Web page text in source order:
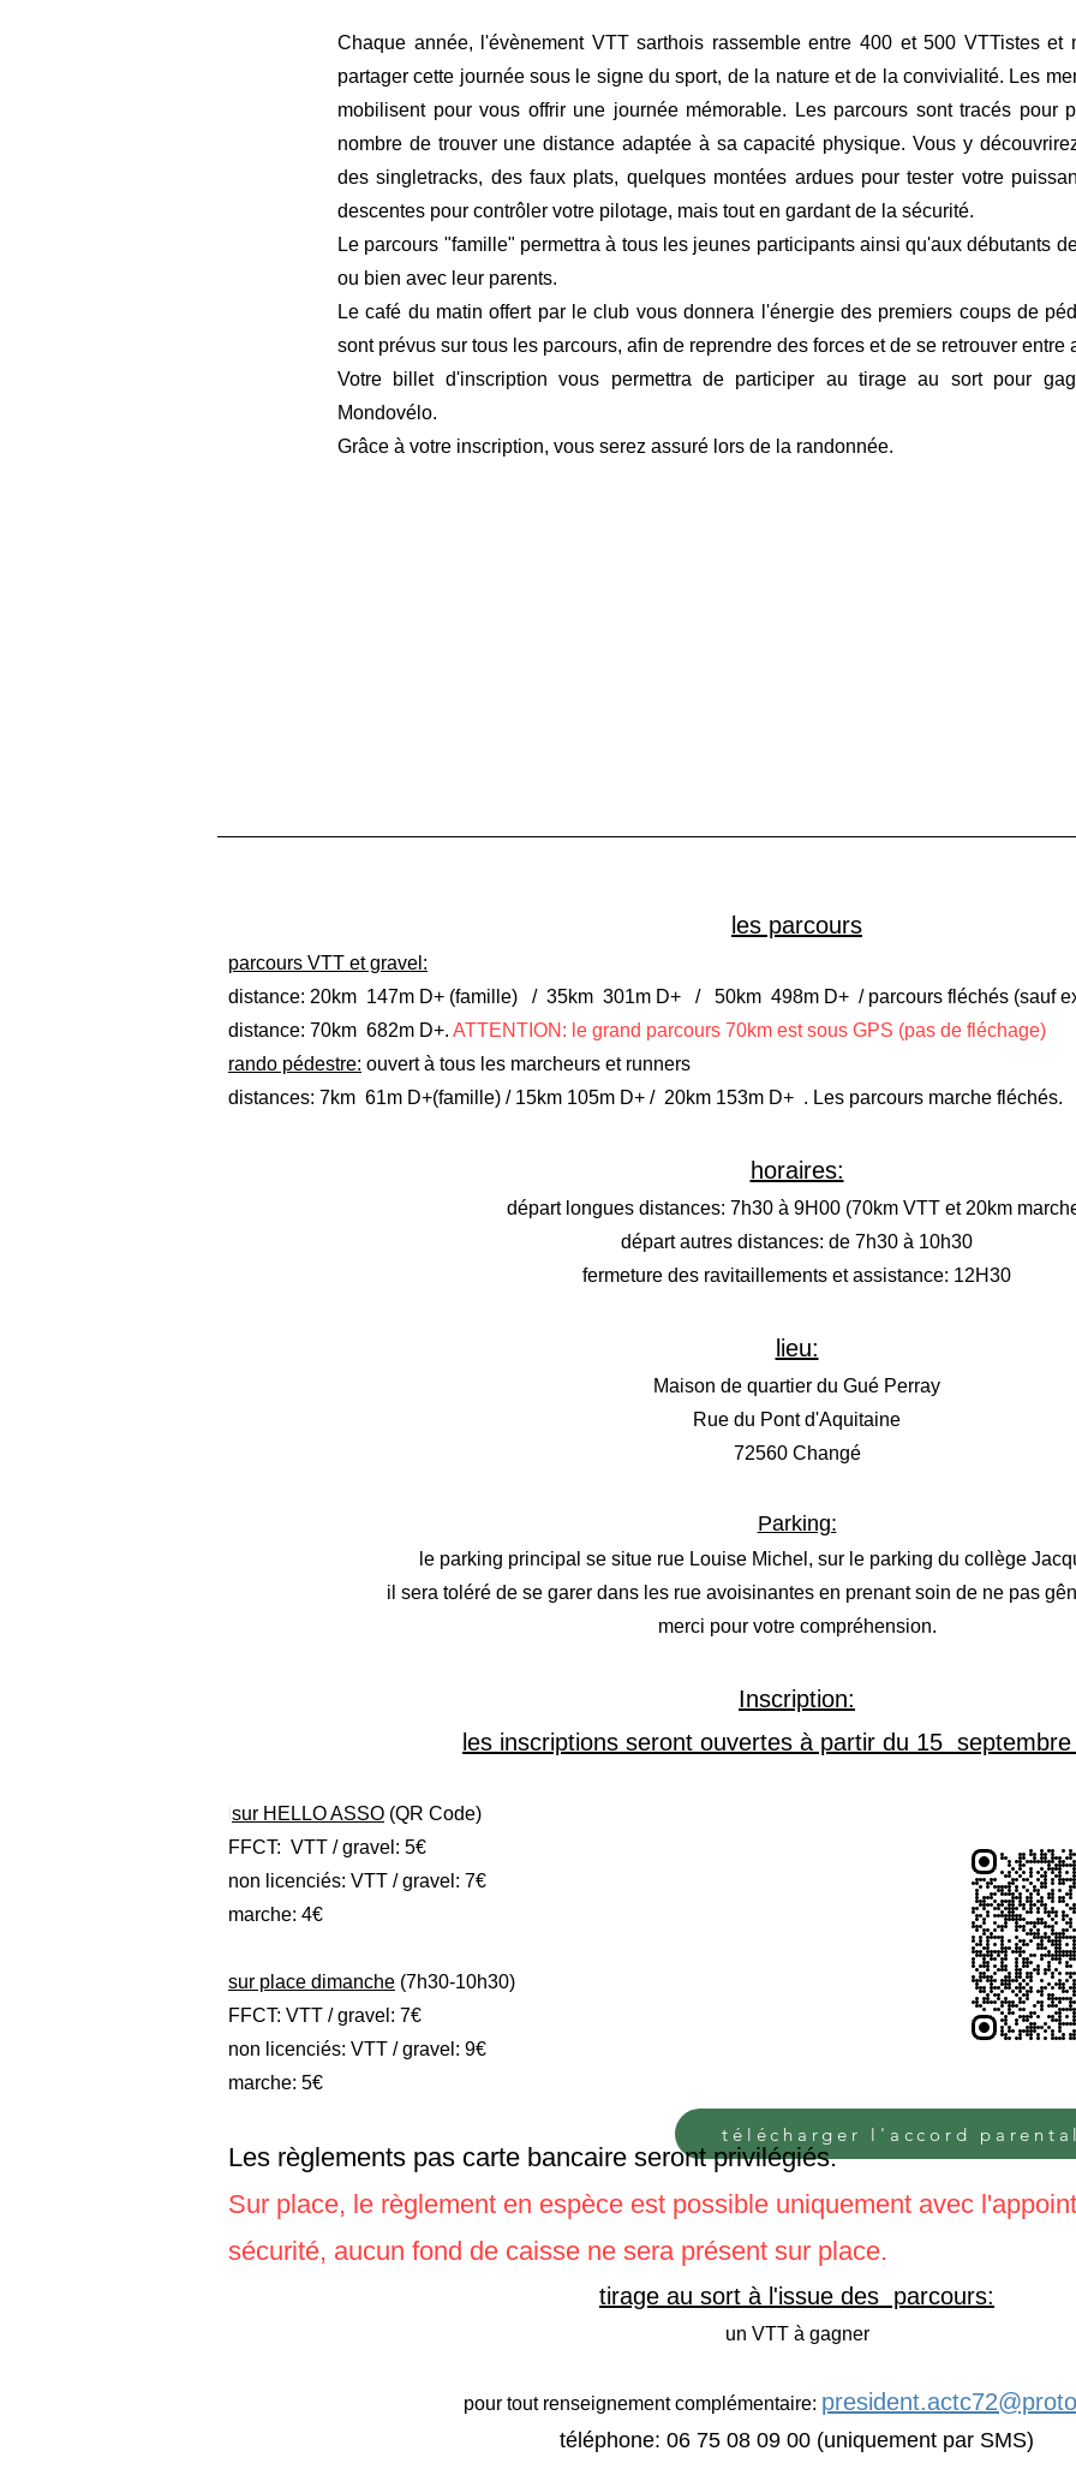
Chaque année, l'évènement VTT sarthois rassemble entre 400 et 500 VTTistes et
partager cette journée sous le signe du sport, de la nature et de la convivialité. Les
mobilisent pour vous offrir une journée mémorable. Les parcours sont tracés pour
nombre de trouver une distance adaptée à sa capacité physique. Vous y
des singletracks, des faux plats, quelques montées ardues pour tester votre
descentes pour contrôler votre pilotage, mais tout en gardant de la sécurité.
Le parcours "famille" permettra à tous les jeunes participants ainsi qu'aux débutants
ou bien avec leur parents.
Le café du matin offert par le club vous donnera l'énergie des premiers coups de
sont prévus sur tous les parcours, afin de reprendre des forces et de se retrouver entre
Votre billet d'inscription vous permettra de participer au tirage au sort pour
Mondovélo.
Grâce à votre inscription, vous serez assuré lors de la randonnée.
télécharger l'accord
les parcours
parcours VTT et gravel:
distance: 20km 147m D+ (famille) / 35km 301m D+ / 50km 498m D+ / parcours
distance: 70km 682m D+. ATTENTION: le grand parcours 70km est sous GPS (pas de fléchage)
rando pédestre: ouvert à tous les marcheurs et runners
distances: 7km 61m D+(famille) / 15km 105m D+ / 20km 153m D+ . Les parcours marche fléchés.
horaires:
départ longues distances: 7h30 à 9H00 (70km VTT et 20km
départ autres distances: de 7h30 à 10h30
fermeture des ravitaillements et assistance: 12H30
lieu:
Maison de quartier du Gué Perray
Rue du Pont d'Aquitaine
72560 Changé
​​Parking:
le parking principal se situe rue Louise Michel, sur le parking du collège
il sera toléré de se garer dans les rue avoisinantes en prenant soin de ne pas
merci pour votre compréhension.
Inscription:
les inscriptions seront ouvertes à partir du 15
lsur HELLO ASSO (QR Code)
​FFCT: VTT / gravel: 5€
non licenciés: VTT / gravel: 7€
marche: 4€
sur place dimanche (7h30-10h30)
FFCT: VTT / gravel: 7€
non licenciés: VTT / gravel: 9€
marche: 5€
Les règlements pas carte bancaire seront privilégiés.
​Sur place, le règlement en espèce est possible uniquement avec
sécurité, aucun fond de caisse ne sera présent sur place.
tirage au sort à l'issue des parcours:​
un VTT à gagner
pour tout renseignement complémentaire:
téléphone: 06 75 08 09 00 (uniquement par SMS)